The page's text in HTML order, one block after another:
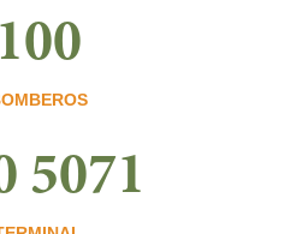
100
5071